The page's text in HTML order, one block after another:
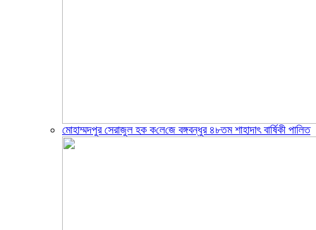
মোহাম্মদপুর সেরাজুল হক ক‌লে‌জে বঙ্গবন্ধুর ৪৮তম শাহাদাৎ বা‌র্ষিকী পা‌লিত